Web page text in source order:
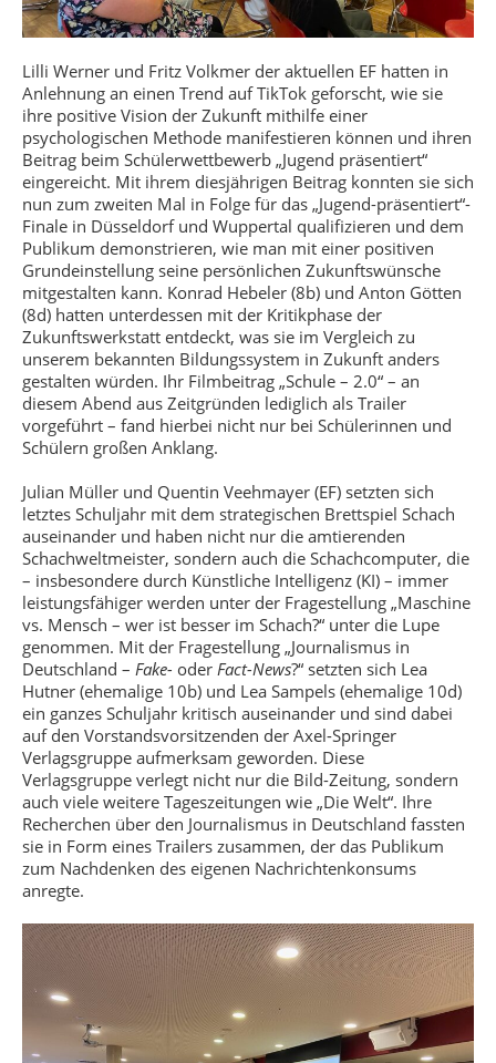
Lilli Werner und Fritz Volkmer der aktuellen EF hatten in
Anlehnung an einen Trend auf TikTok geforscht, wie sie
ihre positive Vision der Zukunft mithilfe einer
psychologischen Methode manifestieren können und ihren
Beitrag beim Schülerwettbewerb „Jugend präsentiert“
eingereicht. Mit ihrem diesjährigen Beitrag konnten sie sich
nun zum zweiten Mal in Folge für das „Jugend-präsentiert“-
Finale in Düsseldorf und Wuppertal qualifizieren und dem
Publikum demonstrieren, wie man mit einer positiven
Grundeinstellung seine persönlichen Zukunftswünsche
mitgestalten kann. Konrad Hebeler (8b) und Anton Götten
(8d) hatten unterdessen mit der Kritikphase der
Zukunftswerkstatt entdeckt, was sie im Vergleich zu
unserem bekannten Bildungssystem in Zukunft anders
gestalten würden. Ihr Filmbeitrag „Schule – 2.0“ – an
diesem Abend aus Zeitgründen lediglich als Trailer
vorgeführt – fand hierbei nicht nur bei Schülerinnen und
Schülern großen Anklang.
Julian Müller und Quentin Veehmayer (EF) setzten sich
letztes Schuljahr mit dem strategischen Brettspiel Schach
auseinander und haben nicht nur die amtierenden
Schachweltmeister, sondern auch die Schachcomputer, die
– insbesondere durch Künstliche Intelligenz (KI) – immer
leistungsfähiger werden unter der Fragestellung „Maschine
vs. Mensch – wer ist besser im Schach?“ unter die Lupe
genommen. Mit der Fragestellung „Journalismus in
Deutschland – Fake- oder Fact-News?“ setzten sich Lea
Hutner (ehemalige 10b) und Lea Sampels (ehemalige 10d)
ein ganzes Schuljahr kritisch auseinander und sind dabei
auf den Vorstandsvorsitzenden der Axel-Springer
Verlagsgruppe aufmerksam geworden. Diese
Verlagsgruppe verlegt nicht nur die Bild-Zeitung, sondern
auch viele weitere Tageszeitungen wie „Die Welt“. Ihre
Recherchen über den Journalismus in Deutschland fassten
sie in Form eines Trailers zusammen, der das Publikum
zum Nachdenken des eigenen Nachrichtenkonsums
anregte.